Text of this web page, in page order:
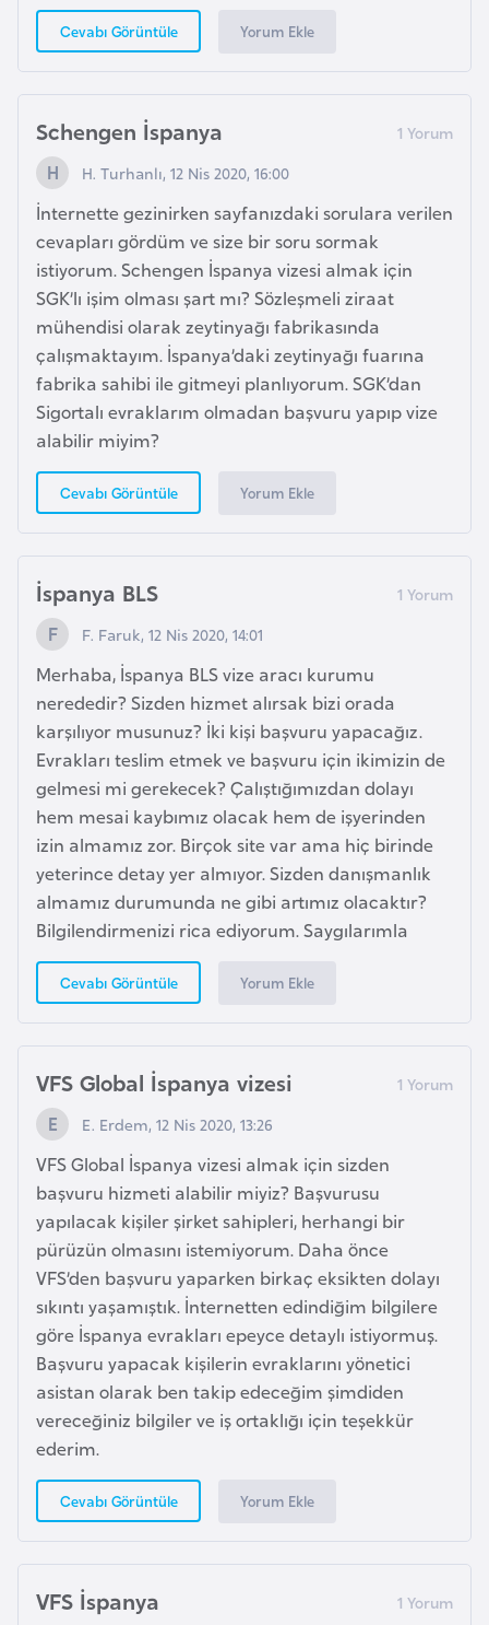
Cevabı Görüntüle Yorum Ekle
Schengen İspanya
H. Turhanlı, 12 Nis 2020, 16:00
İnternette gezinirken sayfanızdaki sorulara verilen
cevapları gördüm ve size bir soru sormak
istiyorum. Schengen İspanya vizesi almak için
SGK’lı işim olması şart mı? Sözleşmeli ziraat
mühendisi olarak zeytinyağı fabrikasında
çalışmaktayım. İspanya’daki zeytinyağı fuarına
fabrika sahibi ile gitmeyi planlıyorum. SGK’dan
Sigortalı evraklarım olmadan başvuru yapıp vize
alabilir miyim?
Cevabı Görüntüle Yorum Ekle
İspanya BLS
F. Faruk, 12 Nis 2020, 14:01
Merhaba, İspanya BLS vize aracı kurumu
nerededir? Sizden hizmet alırsak bizi orada
karşılıyor musunuz? İki kişi başvuru yapacağız.
Evrakları teslim etmek ve başvuru için ikimizin de
gelmesi mi gerekecek? Çalıştığımızdan dolayı
hem mesai kaybımız olacak hem de işyerinden
izin almamız zor. Birçok site var ama hiç birinde
yeterince detay yer almıyor. Sizden danışmanlık
almamız durumunda ne gibi artımız olacaktır?
Bilgilendirmenizi rica ediyorum. Saygılarımla
Cevabı Görüntüle Yorum Ekle
VFS Global İspanya vizesi
E. Erdem, 12 Nis 2020, 13:26
VFS Global İspanya vizesi almak için sizden
başvuru hizmeti alabilir miyiz? Başvurusu
yapılacak kişiler şirket sahipleri, herhangi bir
pürüzün olmasını istemiyorum. Daha önce
VFS’den başvuru yaparken birkaç eksikten dolayı
sıkıntı yaşamıştık. İnternetten edindiğim bilgilere
göre İspanya evrakları epeyce detaylı istiyormuş.
Başvuru yapacak kişilerin evraklarını yönetici
asistan olarak ben takip edeceğim şimdiden
vereceğiniz bilgiler ve iş ortaklığı için teşekkür
ederim.
Cevabı Görüntüle Yorum Ekle
VFS İspanya
K
o
g
o
K
ü
b
a
K
u
v
t
L
e
s
o
t
h
o
L
e
t
o
n
y
L
i
b
y
a
L
i
h
t
e
n
ş
t
a
y
n
i